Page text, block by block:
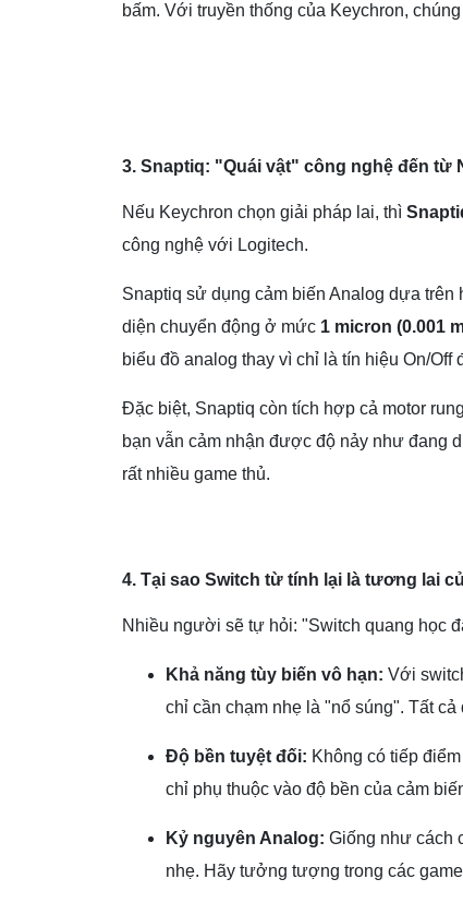
bấm. Với truyền thống của Keychron,
3. Snaptiq: "Quái vật" công nghệ đến từ
Nếu Keychron chọn giải pháp lai, thì
công nghệ với Logitech.
Snaptiq sử dụng cảm biến Analog dựa trên
diện chuyển động ở mức 1 micron (0.001
biểu đồ analog thay vì chỉ là tín hiệu On/Off
Đặc biệt, Snaptiq còn tích hợp cả motor
bạn vẫn cảm nhận được độ nảy như đang
rất nhiều game thủ.
4. Tại sao Switch từ tính lại là tương lai
Nhiều người sẽ tự hỏi: "Switch quang học
Khả năng tùy biến vô hạn: Với
chỉ cần chạm nhẹ là "nổ súng". Tất
Độ bền tuyệt đối: Không có tiếp
chỉ phụ thuộc vào độ bền của cảm
Kỷ nguyên Analog: Giống như cách
nhẹ. Hãy tưởng tượng trong các